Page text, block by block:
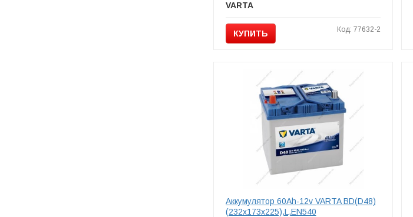
VARTA
КУПИТЬ Код: 77632-2
Аккумулятор 60Ah-12v VARTA BD(D48)
(232х173х225),L,EN540